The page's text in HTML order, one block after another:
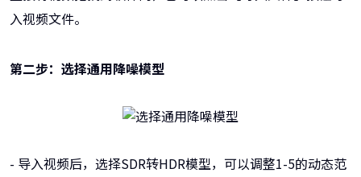
入视频文件。
第二步：选择通用降噪模型
- 导入视频后，选择SDR转HDR模型，可以调整1-5的动态范